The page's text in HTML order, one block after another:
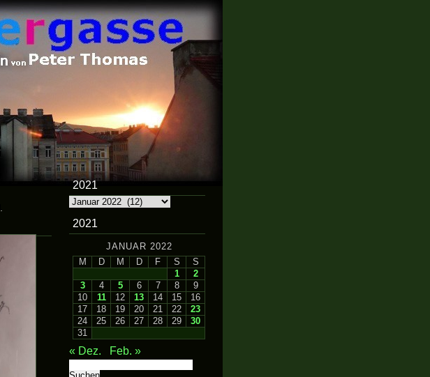
2021
2021
2021
JANUAR 2022
M
D M D F S
S
1
2
3
4 5 6 7 8
9
10
11 12 13 14 15
16
17
18 19 20 21 22
23
24
25 26 27 28 29
30
31
« Dez.
Feb. »